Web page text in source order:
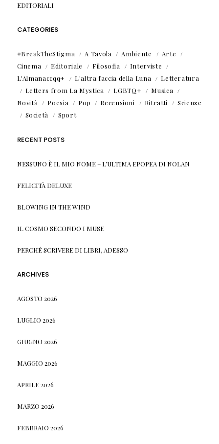
EDITORIALI
CATEGORIES
#BreakTheStigma A Tavola Ambiente
Arte
Cinema
Editoriale Filosofia
Interviste
L'Almanaccqq+
L'altra faccia della Luna
Letteratura
Letters from La Mystica
LGBTQ+
Musica
Novità
Poesia Pop Recensioni Ritratti
Scienze
Società
Sport
RECENT POSTS
NESSUNO È IL MIO NOME – L’ULTIMA EPOPEA DI NOLAN
FELICITÀ DELUXE
BLOWING IN THE WIND
IL COSMO SECONDO I MUSE
PERCHÉ SCRIVERE DI LIBRI, ADESSO
ARCHIVES
AGOSTO 2026
LUGLIO 2026
GIUGNO 2026
MAGGIO 2026
APRILE 2026
MARZO 2026
FEBBRAIO 2026